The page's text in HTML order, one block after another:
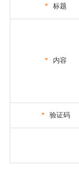
* 标题
* 内容
* 验证码